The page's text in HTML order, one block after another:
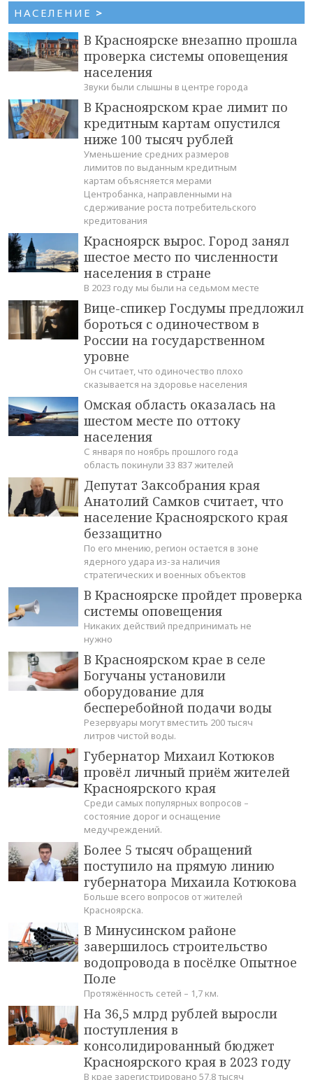
НАСЕЛЕНИЕ >
В Красноярске внезапно прошла
проверка системы оповещения
населения
Звуки были слышны в центре города
В Красноярском крае лимит по
кредитным картам опустился
ниже 100 тысяч рублей
Уменьшение средних размеров
лимитов по выданным кредитным
картам объясняется мерами
Центробанка, направленными на
сдерживание роста потребительского
кредитования
Красноярск вырос. Город занял
шестое место по численности
населения в стране
В 2023 году мы были на седьмом месте
Вице-спикер Госдумы предложил
бороться с одиночеством в
России на государственном
уровне
Он считает, что одиночество плохо
сказывается на здоровье населения
Омская область оказалась на
шестом месте по оттоку
населения
С января по ноябрь прошлого года
область покинули 33 837 жителей
Депутат Заксобрания края
Анатолий Самков считает, что
население Красноярского края
беззащитно
По его мнению, регион остается в зоне
ядерного удара из-за наличия
стратегических и военных объектов
В Красноярске пройдет проверка
системы оповещения
Никаких действий предпринимать не
нужно
В Красноярском крае в селе
Богучаны установили
оборудование для
бесперебойной подачи воды
Резервуары могут вместить 200 тысяч
литров чистой воды.
Губернатор Михаил Котюков
провёл личный приём жителей
Красноярского края
Среди самых популярных вопросов –
состояние дорог и оснащение
медучреждений.
Более 5 тысяч обращений
поступило на прямую линию
губернатора Михаила Котюкова
Больше всего вопросов от жителей
Красноярска.
В Минусинском районе
завершилось строительство
водопровода в посёлке Опытное
Поле
Протяжённость сетей – 1,7 км.
На 36,5 млрд рублей выросли
поступления в
консолидированный бюджет
Красноярского края в 2023 году
В крае зарегистрировано 57,8 тысяч